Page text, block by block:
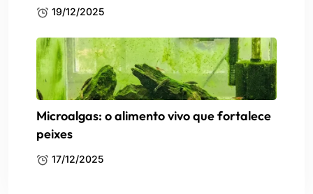
19/12/2025
Microalgas: o alimento vivo que fortalece
peixes
17/12/2025